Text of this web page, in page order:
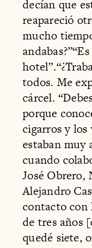
decían que
reapareció
mucho
todos. Me
cárcel.
porque
cigarros y
estaban muy
cuando
José Obrero,
Alejandro
contacto con
de tres años
quedé siete,